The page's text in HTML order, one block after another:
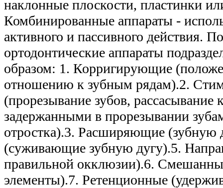
наклонные плоскости, пластинки
Комбинированные аппараты -
активного и пассивного действия.
ортодонтические аппараты
образом: 1. Корригирующие
отношению к зубным рядам).2.
(прорезывание зубов,
задержанными в прорезывании
отростка).3. Расширяющие (зубную
(суживающие зубную дугу).5.
правильной окклюзии).6.
элементы).7. Ретенционные